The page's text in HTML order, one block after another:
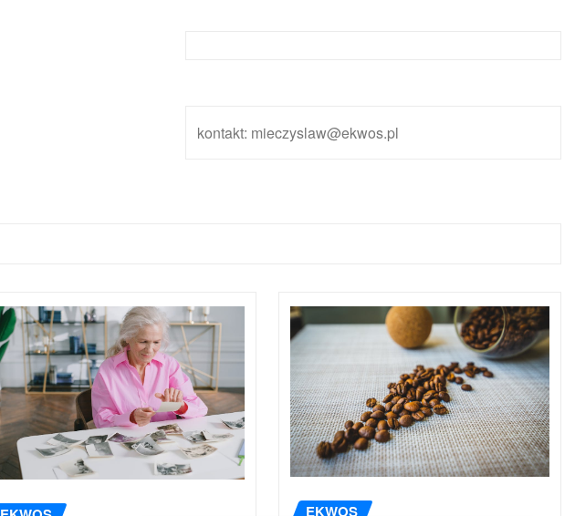
kontakt: mieczyslaw@ekwos.pl
EKWOS